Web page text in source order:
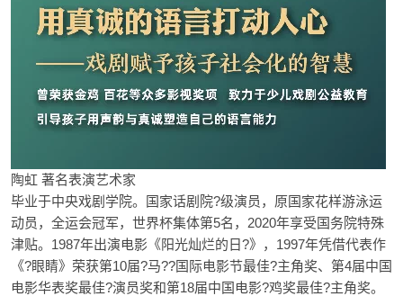
陶虹 著名表演艺术家
毕业于中央戏剧学院。国家话剧院?级演员，原国家花样游泳运
动员，全运会冠军，世界杯集体第5名，2020年享受国务院特殊
津贴。1987年出演电影《阳光灿烂的日?》，1997年凭借代表作
《?眼睛》荣获第10届?马??国际电影节最佳?主角奖、第4届中国
电影华表奖最佳?演员奖和第18届中国电影?鸡奖最佳?主角奖。